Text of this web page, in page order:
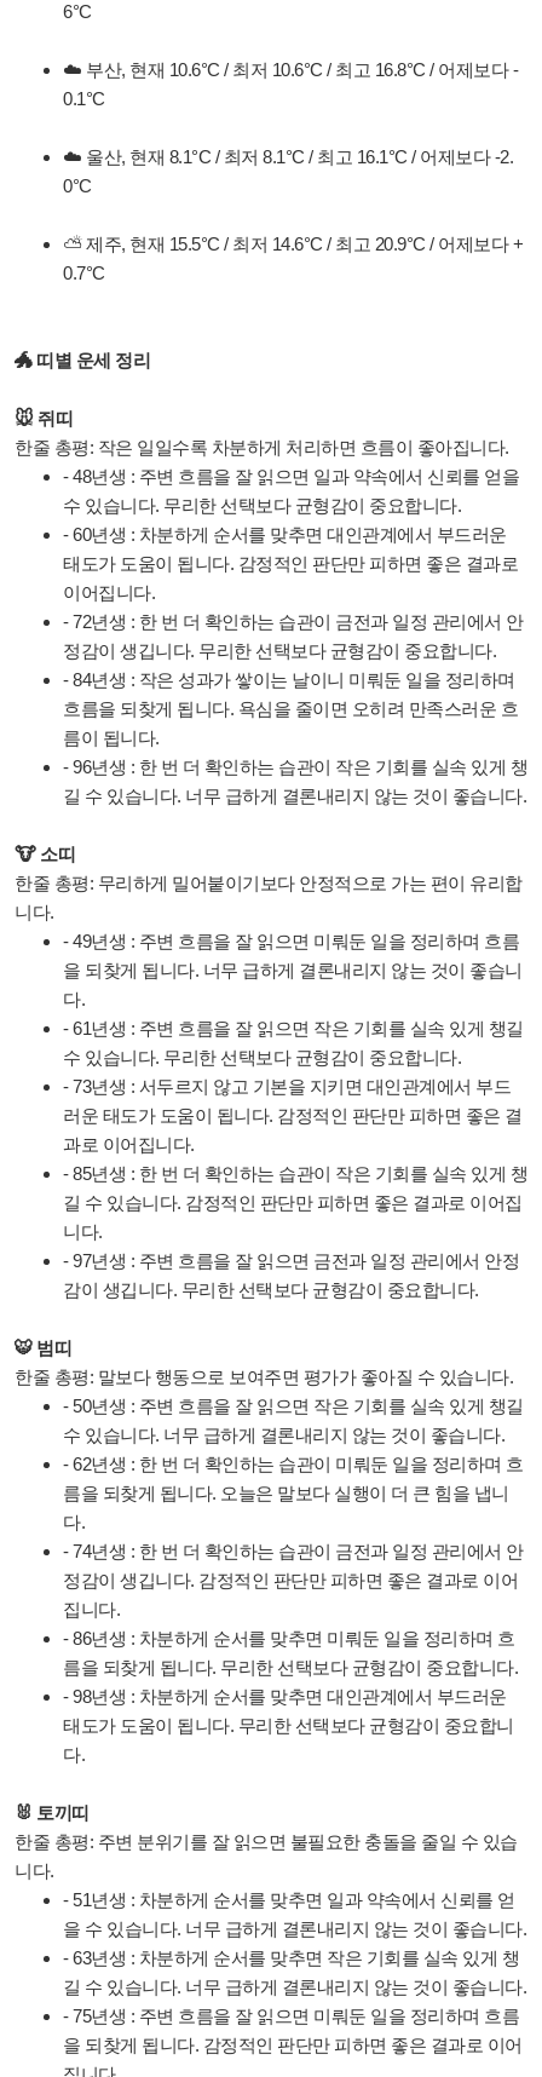
6°C
☁️ 부산, 현재 10.6°C / 최저 10.6°C / 최고 16.8°C / 어제보다 -
0.1°C
☁️ 울산, 현재 8.1°C / 최저 8.1°C / 최고 16.1°C / 어제보다 -2.
0°C
⛅ 제주, 현재 15.5°C / 최저 14.6°C / 최고 20.9°C / 어제보다 +
0.7°C
🐲 띠별 운세 정리
🐭 쥐띠
한줄 총평: 작은 일일수록 차분하게 처리하면 흐름이 좋아집니다.
- 48년생 : 주변 흐름을 잘 읽으면 일과 약속에서 신뢰를 얻을
수 있습니다. 무리한 선택보다 균형감이 중요합니다.
- 60년생 : 차분하게 순서를 맞추면 대인관계에서 부드러운
태도가 도움이 됩니다. 감정적인 판단만 피하면 좋은 결과로
이어집니다.
- 72년생 : 한 번 더 확인하는 습관이 금전과 일정 관리에서 안
정감이 생깁니다. 무리한 선택보다 균형감이 중요합니다.
- 84년생 : 작은 성과가 쌓이는 날이니 미뤄둔 일을 정리하며
흐름을 되찾게 됩니다. 욕심을 줄이면 오히려 만족스러운 흐
름이 됩니다.
- 96년생 : 한 번 더 확인하는 습관이 작은 기회를 실속 있게 챙
길 수 있습니다. 너무 급하게 결론내리지 않는 것이 좋습니다.
🐮 소띠
한줄 총평: 무리하게 밀어붙이기보다 안정적으로 가는 편이 유리합
니다.
- 49년생 : 주변 흐름을 잘 읽으면 미뤄둔 일을 정리하며 흐름
을 되찾게 됩니다. 너무 급하게 결론내리지 않는 것이 좋습니
다.
- 61년생 : 주변 흐름을 잘 읽으면 작은 기회를 실속 있게 챙길
수 있습니다. 무리한 선택보다 균형감이 중요합니다.
- 73년생 : 서두르지 않고 기본을 지키면 대인관계에서 부드
러운 태도가 도움이 됩니다. 감정적인 판단만 피하면 좋은 결
과로 이어집니다.
- 85년생 : 한 번 더 확인하는 습관이 작은 기회를 실속 있게 챙
길 수 있습니다. 감정적인 판단만 피하면 좋은 결과로 이어집
니다.
- 97년생 : 주변 흐름을 잘 읽으면 금전과 일정 관리에서 안정
감이 생깁니다. 무리한 선택보다 균형감이 중요합니다.
🐯 범띠
한줄 총평: 말보다 행동으로 보여주면 평가가 좋아질 수 있습니다.
- 50년생 : 주변 흐름을 잘 읽으면 작은 기회를 실속 있게 챙길
수 있습니다. 너무 급하게 결론내리지 않는 것이 좋습니다.
- 62년생 : 한 번 더 확인하는 습관이 미뤄둔 일을 정리하며 흐
름을 되찾게 됩니다. 오늘은 말보다 실행이 더 큰 힘을 냅니
다.
- 74년생 : 한 번 더 확인하는 습관이 금전과 일정 관리에서 안
정감이 생깁니다. 감정적인 판단만 피하면 좋은 결과로 이어
집니다.
- 86년생 : 차분하게 순서를 맞추면 미뤄둔 일을 정리하며 흐
름을 되찾게 됩니다. 무리한 선택보다 균형감이 중요합니다.
- 98년생 : 차분하게 순서를 맞추면 대인관계에서 부드러운
태도가 도움이 됩니다. 무리한 선택보다 균형감이 중요합니
다.
🐰 토끼띠
한줄 총평: 주변 분위기를 잘 읽으면 불필요한 충돌을 줄일 수 있습
니다.
- 51년생 : 차분하게 순서를 맞추면 일과 약속에서 신뢰를 얻
을 수 있습니다. 너무 급하게 결론내리지 않는 것이 좋습니다.
- 63년생 : 차분하게 순서를 맞추면 작은 기회를 실속 있게 챙
길 수 있습니다. 너무 급하게 결론내리지 않는 것이 좋습니다.
- 75년생 : 주변 흐름을 잘 읽으면 미뤄둔 일을 정리하며 흐름
을 되찾게 됩니다. 감정적인 판단만 피하면 좋은 결과로 이어